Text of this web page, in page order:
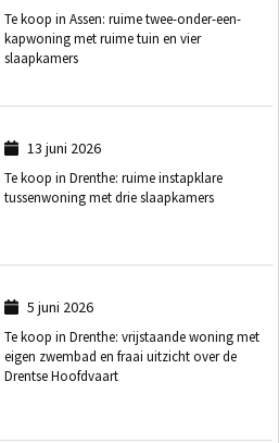
Te koop in Assen: ruime twee-onder-een-
kapwoning met ruime tuin en vier
slaapkamers
13 juni 2026
Te koop in Drenthe: ruime instapklare
tussenwoning met drie slaapkamers
5 juni 2026
Te koop in Drenthe: vrijstaande woning met
eigen zwembad en fraai uitzicht over de
Drentse Hoofdvaart